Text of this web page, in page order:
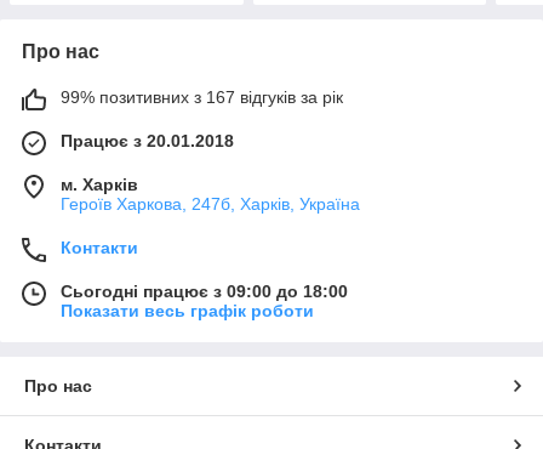
Про нас
99% позитивних з 167 відгуків за рік
Працює з 20.01.2018
м. Харків
Героїв Харкова, 247б, Харків, Україна
Контакти
Сьогодні працює з 09:00 до 18:00
Показати весь графік роботи
Про нас
Контакти